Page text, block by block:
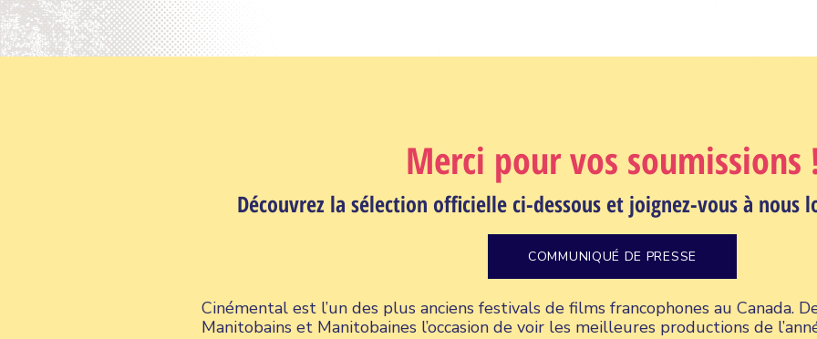
Merci pour vos soumissions
Découvrez la sélection officielle ci-dessous et joignez-vous à nous
COMMUNIQUÉ DE PRESSE
Cinémental est l’un des plus anciens festivals de films francophones au Canada.
Manitobains et Manitobaines l’occasion de voir les meilleures productions de